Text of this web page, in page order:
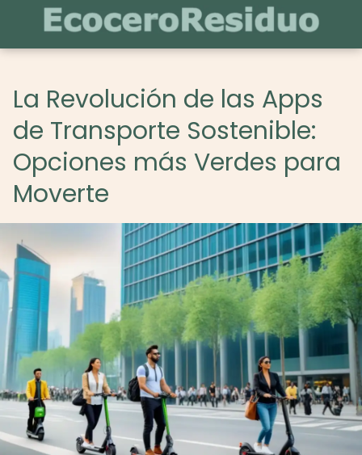
La Revolución de las Apps
de Transporte Sostenible:
Opciones más Verdes para
Moverte